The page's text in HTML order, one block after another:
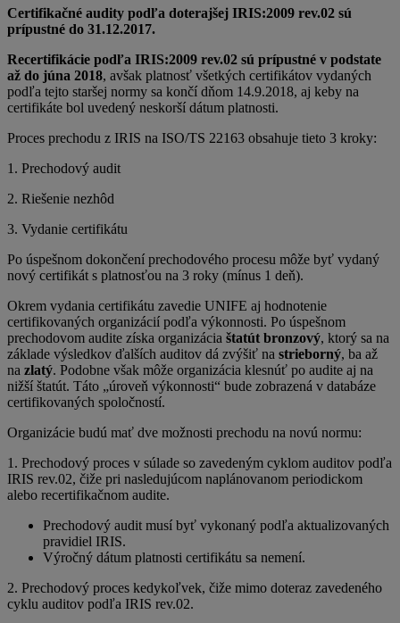
Certifikačné audity podľa doterajšej IRIS:2009 rev.02 sú
prípustné do 31.12.2017.
Recertifikácie podľa IRIS:2009 rev.02 sú prípustné v podstate
až do júna 2018, avšak platnosť všetkých certifikátov vydaných
podľa tejto staršej normy sa končí dňom 14.9.2018, aj keby na
certifikáte bol uvedený neskorší dátum platnosti.
Proces prechodu z IRIS na ISO/TS 22163 obsahuje tieto 3 kroky:
1. Prechodový audit
2. Riešenie nezhôd
3. Vydanie certifikátu
Po úspešnom dokončení prechodového procesu môže byť vydaný
nový certifikát s platnosťou na 3 roky (mínus 1 deň).
Okrem vydania certifikátu zavedie UNIFE aj hodnotenie
certifikovaných organizácií podľa výkonnosti. Po úspešnom
prechodovom audite získa organizácia štatút bronzový, ktorý sa na
základe výsledkov ďalších auditov dá zvýšiť na strieborný, ba až
na zlatý. Podobne však môže organizácia klesnúť po audite aj na
nižší štatút. Táto „úroveň výkonnosti“ bude zobrazená v databáze
certifikovaných spoločností.
Organizácie budú mať dve možnosti prechodu na novú normu:
1. Prechodový proces v súlade so zavedeným cyklom auditov podľa
IRIS rev.02, čiže pri nasledujúcom naplánovanom periodickom
alebo recertifikačnom audite.
Prechodový audit musí byť vykonaný podľa aktualizovaných
pravidiel IRIS.
Výročný dátum platnosti certifikátu sa nemení.
2. Prechodový proces kedykoľvek, čiže mimo doteraz zavedeného
cyklu auditov podľa IRIS rev.02.